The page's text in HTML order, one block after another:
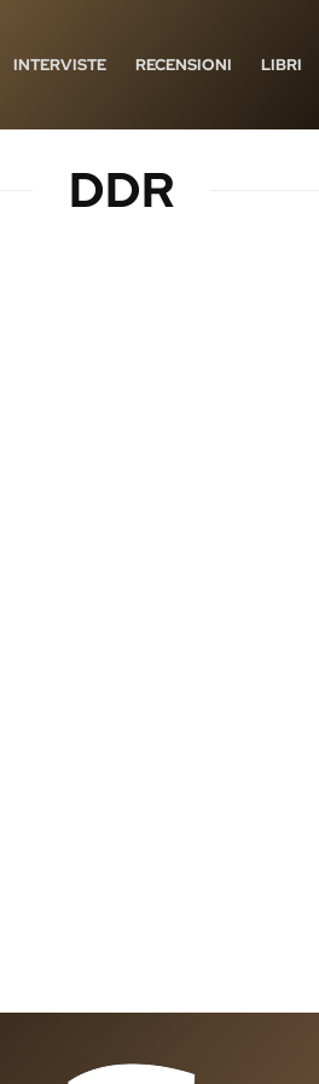
INTERVISTE RECENSIONI LIBRI
DDR